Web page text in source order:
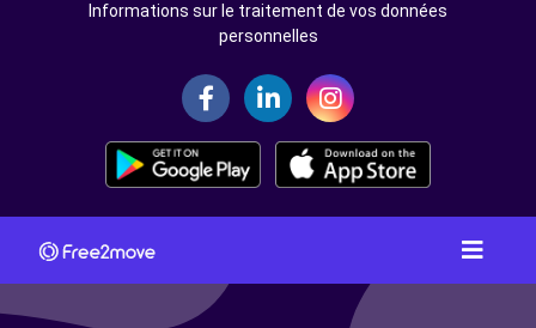
Informations sur le traitement de vos données
personnelles